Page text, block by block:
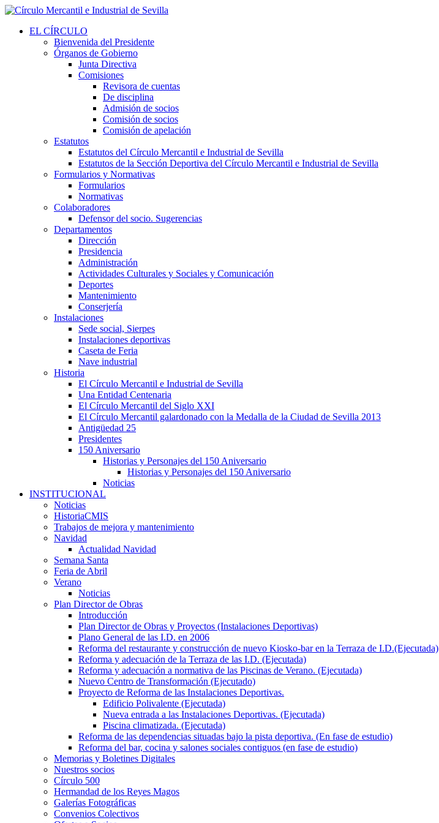
EL CÍRCULO
Bienvenida del Presidente
Órganos de Gobierno
Junta Directiva
Comisiones
Revisora de cuentas
De disciplina
Admisión de socios
Comisión de socios
Comisión de apelación
Estatutos
Estatutos del Círculo Mercantil e Industrial de Sevilla
Estatutos de la Sección Deportiva del Círculo Mercantil e Industrial de Sevilla
Formularios y Normativas
Formularios
Normativas
Colaboradores
Defensor del socio. Sugerencias
Departamentos
Dirección
Presidencia
Administración
Actividades Culturales y Sociales y Comunicación
Deportes
Mantenimiento
Conserjería
Instalaciones
Sede social, Sierpes
Instalaciones deportivas
Caseta de Feria
Nave industrial
Historia
El Círculo Mercantil e Industrial de Sevilla
Una Entidad Centenaria
El Círculo Mercantil del Siglo XXI
El Círculo Mercantil galardonado con la Medalla de la Ciudad de Sevilla 2013
Antigüedad 25
Presidentes
150 Aniversario
Historias y Personajes del 150 Aniversario
Historias y Personajes del 150 Aniversario
Noticias
INSTITUCIONAL
Noticias
HistoriaCMIS
Trabajos de mejora y mantenimiento
Navidad
Actualidad Navidad
Semana Santa
Feria de Abril
Verano
Noticias
Plan Director de Obras
Introducción
Plan Director de Obras y Proyectos (Instalaciones Deportivas)
Plano General de las I.D. en 2006
Reforma del restaurante y construcción de nuevo Kiosko-bar en la Terraza de I.D.(Ejecutada)
Reforma y adecuación de la Terraza de las I.D. (Ejecutada)
Reforma y adecuación a normativa de las Piscinas de Verano. (Ejecutada)
Nuevo Centro de Transformación (Ejecutado)
Proyecto de Reforma de las Instalaciones Deportivas.
Edificio Polivalente (Ejecutada)
Nueva entrada a las Instalaciones Deportivas. (Ejecutada)
Piscina climatizada. (Ejecutada)
Reforma de las dependencias situadas bajo la pista deportiva. (En fase de estudio)
Reforma del bar, cocina y salones sociales contiguos (en fase de estudio)
Memorias y Boletines Digitales
Nuestros socios
Círculo 500
Hermandad de los Reyes Magos
Galerías Fotográficas
Convenios Colectivos